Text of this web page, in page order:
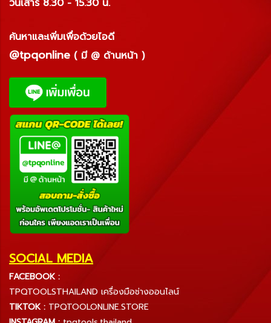
ค้นหาและเพิ่มเพื่อด้วยไอดี
@tpqonline ( มี @ ด้านหน้า )
SOCIAL MEDIA
FACEBOOK :
TPQTOOLSTHAILAND เครื่องมือช่างออนไลน์
TIKTOK : TPQTOOLONLINE.STORE